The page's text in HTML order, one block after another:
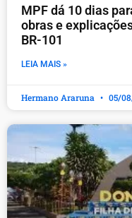
MPF dá 10 dias
obras e
BR-101
LEIA MAIS »
Hermano Araruna 05/